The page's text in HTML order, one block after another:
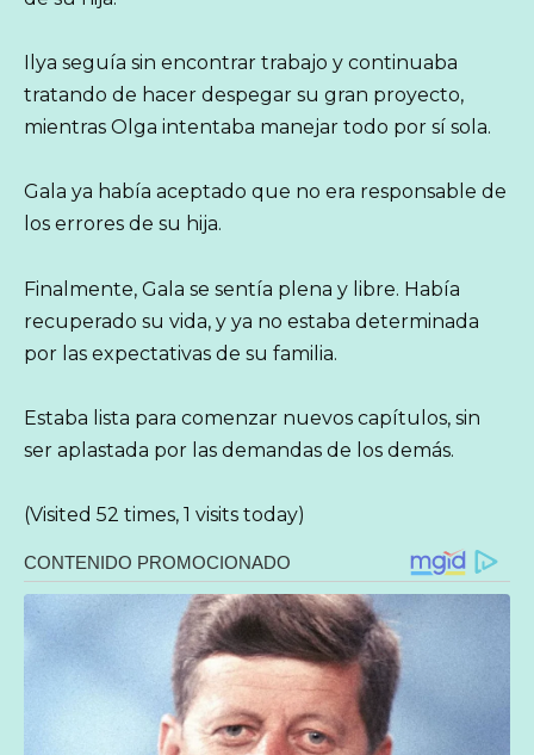
Ilya seguía sin encontrar trabajo y continuaba
tratando de hacer despegar su gran proyecto,
mientras Olga intentaba manejar todo por sí sola.
Gala ya había aceptado que no era responsable de
los errores de su hija.
Finalmente, Gala se sentía plena y libre. Había
recuperado su vida, y ya no estaba determinada
por las expectativas de su familia.
Estaba lista para comenzar nuevos capítulos, sin
ser aplastada por las demandas de los demás.
(Visited 52 times, 1 visits today)